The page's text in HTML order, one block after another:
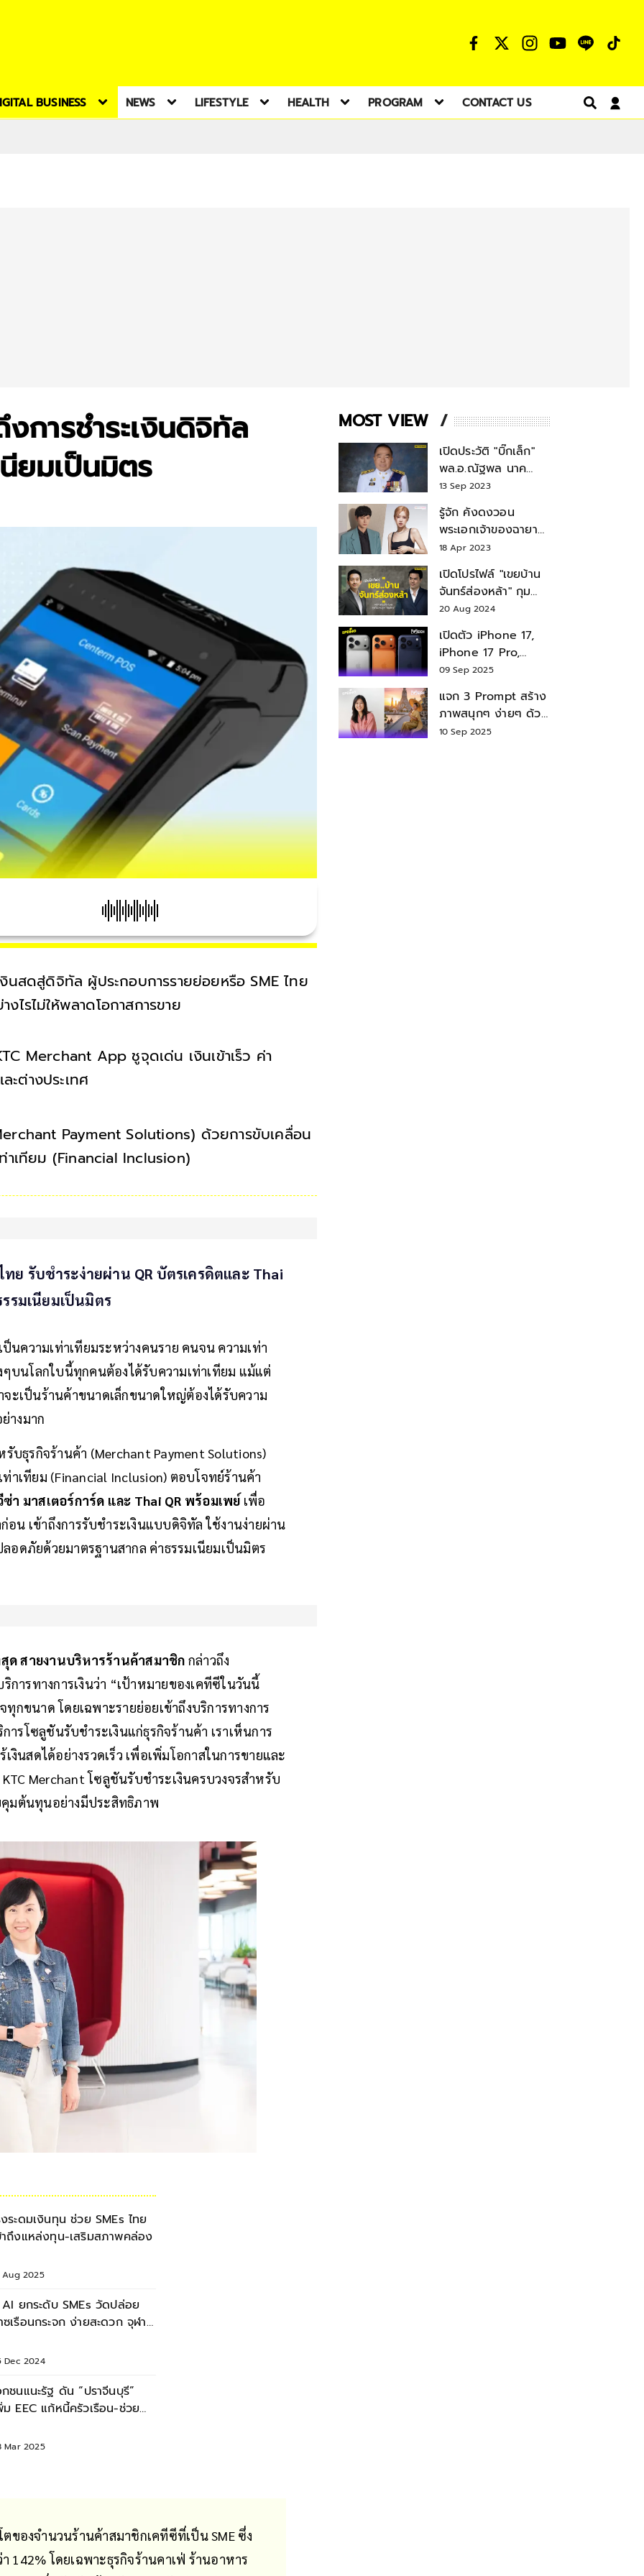
BUSINESS NEWS LIFESTYLE HEALTH PROGRAM CONTACT US
การชำระเงินดิจิทัล
ยมเป็นมิตร
สดสู่ดิจิทัล ผู้ประกอบการรายย่อยหรือ SME ไทย
ไรไม่ให้พลาดโอกาสการขาย
Merchant App ชูจุดเด่น เงินเข้าเร็ว ค่า
ะต่างประเทศ
Payment Solutions) ด้วยการขับเคลื่อน
ท่าเทียม (Financial Inclusion)
ย รับชำระง่ายผ่าน QR บัตรเครดิตและ Thai
รมเนียมเป็นมิตร
นความเท่าเทียมระหว่างคนราย คนจน ความเท่า
ๆบนโลกใบนี้ทุกคนต้องได้รับความเท่าเทียม แม้แต่
จะเป็นร้านค้าขนาดเล็กขนาดใหญ่ต้องได้รับความ
างมาก
รับธุรกิจร้านค้า (Merchant Payment Solutions)
ท่าเทียม (Financial Inclusion) ตอบโจทย์ร้านค้า
ซ่า มาสเตอร์การ์ด และ Thai QR พร้อมเพย์ เพื่อ
อน เข้าถึงการรับชำระเงินแบบดิจิทัล ใช้งานง่ายผ่าน
อดภัยด้วยมาตรฐานสากล ค่าธรรมเนียมเป็นมิตร
ด สายงานบริหารร้านค้าสมาชิก กล่าวถึง
ารทางการเงินว่า “เป้าหมายของเคทีซีในวันนี้
กขนาด โดยเฉพาะรายย่อยเข้าถึงบริการทางการ
รโซลูชันรับชำระเงินแก่ธุรกิจร้านค้า เราเห็นการ
งินสดได้อย่างรวดเร็ว เพื่อเพิ่มโอกาสในการขายและ
Merchant โซลูชันรับชำระเงินครบวงจรสำหรับ
คุมต้นทุนอย่างมีประสิทธิภาพ
งระดมเงินทุน ช่วย SMEs ไทย
าถึงแหล่งทุน-เสริมสภาพคล่อง
Aug 2025
ยกระดับ SMEs วัดปล่อย
ซเรือนกระจก ง่ายสะดวก จุฬาฯ
Dec 2024
กชนแนะรัฐ ดัน “ปราจีนบุรี”
ม EEC แก้หนี้ครัวเรือน-ช่วย
Mar 2025
ของจำนวนร้านค้าสมาชิกเคทีซีที่เป็น SME ซึ่ง
142% โดยเฉพาะธุรกิจร้านคาเฟ่ ร้านอาหาร
MOST VIEW
เปิดประวัติ "บิ๊กเล็ก"
พล.อ.ณัฐพล นาค
พาณิชย์ จากเลขาฯ
สมช.-เลขาฯ
รมว.กลาโหม
13 Sep 2023
รู้จัก คังดงวอน
พระเอกเจ้าของฉายา
สมบัติแห่งชาติ หลังมี
18 Apr 2023
เปิดโปรไฟล์ "เขยบ้าน
จันทร์ส่องหล้า" กุม
บังเหียนธุรกิจตระกูล
"ชินวัตร"
20 Aug 2024
เปิดตัว iPhone 17,
iPhone 17 Pro,
iPhone 17 Air สเปค
09 Sep 2025
แจก 3 Prompt สร้าง
ภาพสนุกๆ ง่ายๆ ด้วย
Nano Banana ใน
10 Sep 2025